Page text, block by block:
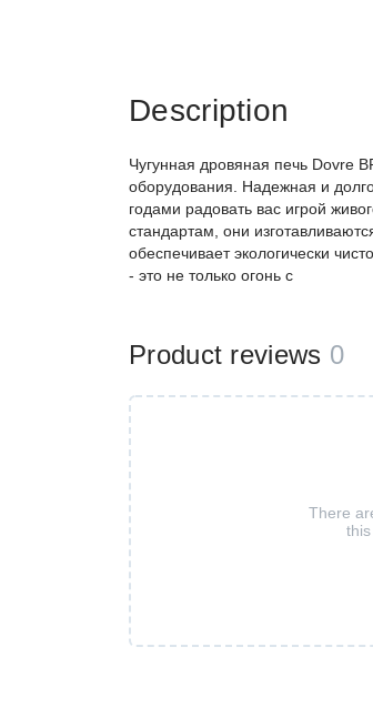
Description
Чугунная дровяная печь Dovre
оборудования. Надежная и
годами радовать вас игрой
стандартам, они
обеспечивает экологически
- это не только огонь с
Product reviews 0
There